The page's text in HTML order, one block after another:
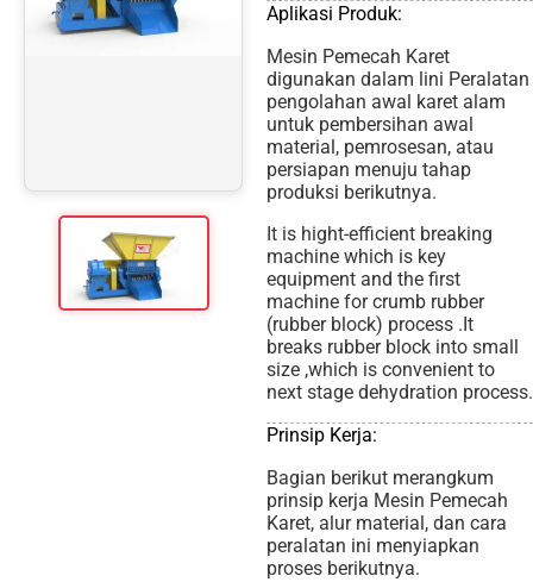
Aplikasi Produk:
Mesin Pemecah Karet
digunakan dalam lini Peralatan
pengolahan awal karet alam
untuk pembersihan awal
material, pemrosesan, atau
persiapan menuju tahap
produksi berikutnya.
It is hight-efficient breaking
machine which is key
equipment and the first
machine for crumb rubber
(rubber block) process .It
breaks rubber block into small
size ,which is convenient to
next stage dehydration process.
Prinsip Kerja:
Bagian berikut merangkum
prinsip kerja Mesin Pemecah
Karet, alur material, dan cara
peralatan ini menyiapkan
proses berikutnya.